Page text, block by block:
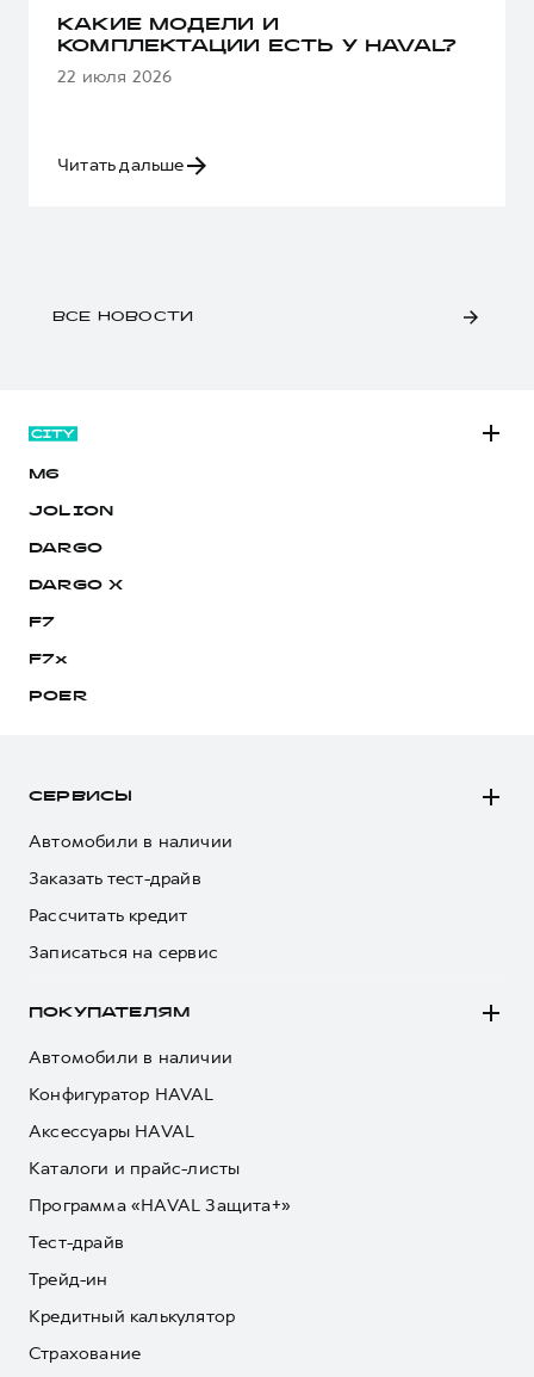
КАКИЕ МОДЕЛИ И
КОМПЛЕКТАЦИИ ЕСТЬ У HAVAL?
22 июля 2026
Читать дальше
ВСЕ НОВОСТИ
M6
JOLION
DARGO
DARGO Х
F7
F7x
POER
СЕРВИСЫ
Автомобили в наличии
Заказать тест-драйв
Рассчитать кредит
Записаться на сервис
ПОКУПАТЕЛЯМ
Автомобили в наличии
Конфигуратор HAVAL
Аксессуары HAVAL
Каталоги и прайс-листы
Программа «HAVAL Защита+»
Тест-драйв
Трейд-ин
Кредитный калькулятор
Страхование